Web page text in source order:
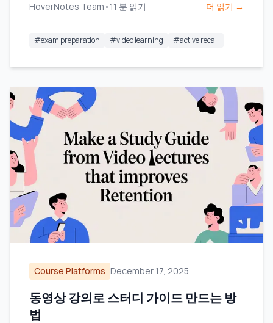
HoverNotes Team • 11 분 읽기 더 읽기 →
#exam preparation #video learning #active recall
Course Platforms December 17, 2025
동영상 강의로 스터디 가이드 만드는 방
법